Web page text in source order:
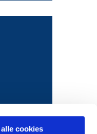
cookies